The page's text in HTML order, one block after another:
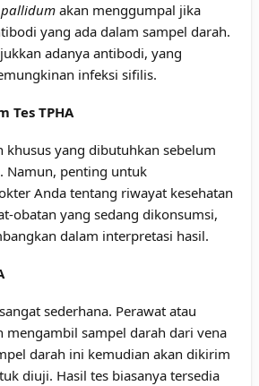
pallidumakan menggumpal jika
yang ada dalam sampel darah.
adanya antibodi, yang
infeksi sifilis.
Tes TPHA
khusus yang dibutuhkan sebelum
Namun, penting untuk
Anda tentang riwayat kesehatan
obatan yang sedang dikonsumsi,
dalam interpretasi hasil.
sederhana. Perawat atau
mengambil sampel darah dari vena
darah ini kemudian akan dikirim
diuji. Hasil tes biasanya tersedia